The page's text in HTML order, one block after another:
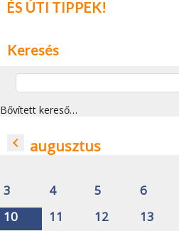
ÉS ÚTI TIPPEK!
Keresés
Bővített kereső…
navigate_before augusztus
3
4 5 6
10
11 12 13